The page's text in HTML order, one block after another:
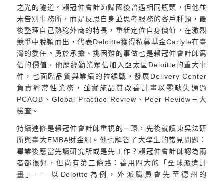
之光的隧道。賴冠仲會計師歸國後曾遇相同瓶頸，但他並
未告別事務所，而是反思自身並思考服務的客戶種類，最
後整理自己熟稔外商的特長，重新定位自身價值，在激烈
競爭中脫穎而出，代表Deloitte獲得私募基金Carlyle在臺
灣的委任。勇於承擔、挑困難的事做也是賴冠仲會計師篤
信的價值，他歷經勤業眾信加入亞太區Deloitte的重大事
件，也面臨品質與業績的拉鋸戰，發展Delivery Center
負責經常性業務，並實施品質改善計畫以零缺失通過
PCAOB、Global Practice Review、Peer Review三大
檢查。
持續進修是賴冠仲會計師重視的一環，先後就讀東吳法研
所與臺大EMBA財金組。他也解答了大學生的常見問題：
畢業後應當先讀研究所或是先工作？賴冠仲會計師認為兩
者都很好，但尚有第三條路：善用四大的「全球派遣計
畫」——以Deloitte為例，外派職員會先至德州的